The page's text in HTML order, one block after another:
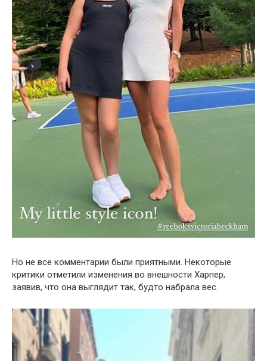
Но не все комментарии были приятными. Некоторые
критики отметили изменения во внешности Харпер,
заявив, что она выглядит так, будто набрала вес.